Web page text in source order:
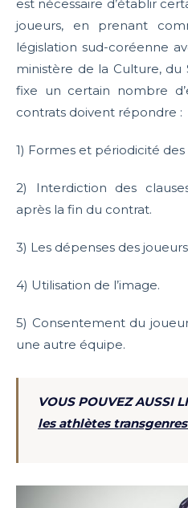
est nécessaire d’établir
joueurs, en prenant
législation sud-coréenne
ministère de la Culture, du
fixe un certain nombre
contrats doivent répondre :
1) Formes et périodicité
2) Interdiction des
après la fin du contrat.
3) Les dépenses des
4) Utilisation de l’image.
5) Consentement du
une autre équipe.
VOUS POUVEZ AUSSI
les athlètes